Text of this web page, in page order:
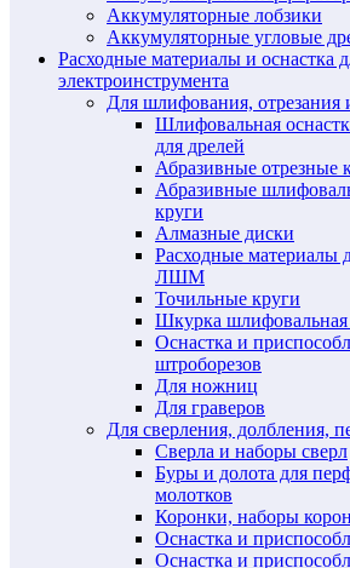
Аккумуляторные лобзики
Аккумуляторные угловые
Расходные материалы и оснастка
электроинструмента
Для шлифования, отрезания
Шлифовальная
для дрелей
Абразивные отрезные
Абразивные
круги
Алмазные диски
Расходные
ЛШМ
Точильные круги
Шкурка шлифовальная
Оснастка и
штроборезов
Для ножниц
Для граверов
Для сверления, долбления,
Сверла и наборы сверл
Буры и долота для
молотков
Коронки, наборы
Оснастка и
Оснастка и